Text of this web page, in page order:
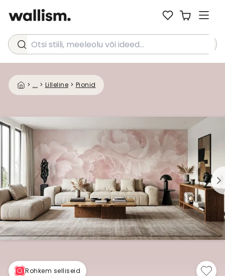
Otsi stiili, meeleolu või ideed...
> ... > Lilleline > Pionid
Rohkem selliseid